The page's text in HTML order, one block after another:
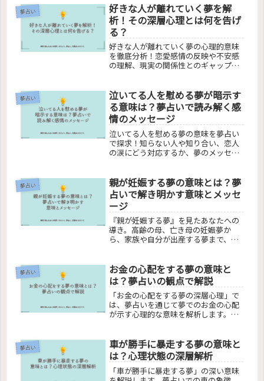
夢占い
好きな人が離れていく夢を解
析！その深層心理とは何を告げ
る？
好きな人が離れていく夢の心理的意味
を徹底分析！恋愛感情の反映や不安感
の理解、現実の関係性とのギャップを
解消し、恋愛心理についての深い洞察
を提供します。
夢占い
泣いてる人を慰める夢が暗示す
る意味は？夢占いで読み解く感
情のメッセージ
泣いてる人を慰める夢の意味を夢占い
で探求！知らない人や知り合い、恋人
の涙にどう対応するか、夢のメッセー
す。夢での涙が暗示する心理的な意味
を明らかにし、日常生活への応用を提
案します。この記事で、夢の中での慰
めや抱擁が示す深層心理を理解しまし
ょう。
夢占い
親が妊娠する夢の意味とは？夢
占いで解き明かす意味とメッセ
ージ
『親が妊娠する夢』を見たあなたへの
導き。高齢の母、亡き母の妊娠夢か
ら、家族や自分が出産する夢まで、夢
答え、心のモヤモヤを晴らします。
夢占い
お金の心配をする夢の意味と
は？夢占いの観点で解説
「お金の心配をする夢の深層心理」で
は、夢占いを通じて夢でのお金の心配
が示す心理的な意味を解析します。夢
が空の夢が示す無力感と経済的な不安
を掘り下げ、現実生活での不安を解消
する対処法を提案します。この記事
は、夢と現実のつながりを理解し、日
夢占い
車が勝手に暴走する夢の意味と
は？心理状態の深層解析
「車が勝手に暴走する夢」の深い意味